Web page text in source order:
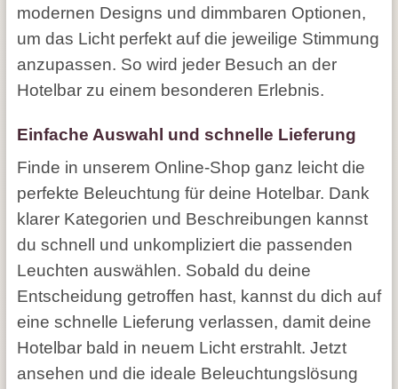
modernen Designs und dimmbaren Optionen,
um das Licht perfekt auf die jeweilige Stimmung
anzupassen. So wird jeder Besuch an der
Hotelbar zu einem besonderen Erlebnis.
Einfache Auswahl und schnelle Lieferung
Finde in unserem Online-Shop ganz leicht die
perfekte Beleuchtung für deine Hotelbar. Dank
klarer Kategorien und Beschreibungen kannst
du schnell und unkompliziert die passenden
Leuchten auswählen. Sobald du deine
Entscheidung getroffen hast, kannst du dich auf
eine schnelle Lieferung verlassen, damit deine
Hotelbar bald in neuem Licht erstrahlt. Jetzt
ansehen und die ideale Beleuchtungslösung